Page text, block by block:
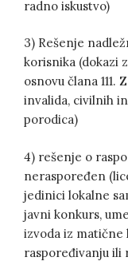
radno iskustvo)
3) Rešenje
korisnika (dokazi
osnovu člana
invalida, civilnih
porodica)
4) rešenje o
neraspoređen
jedinici lokalne
javni konkurs,
izvoda iz
raspoređivanju ili